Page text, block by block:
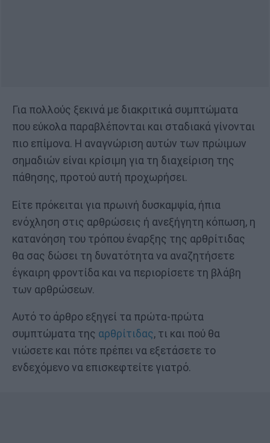
Για πολλούς ξεκινά με διακριτικά συμπτώματα
που εύκολα παραβλέπονται και σταδιακά γίνονται
πιο επίμονα. Η αναγνώριση αυτών των πρώιμων
σημαδιών είναι κρίσιμη για τη διαχείριση της
πάθησης, προτού αυτή προχωρήσει.
Είτε πρόκειται για πρωινή δυσκαμψία, ήπια
ενόχληση στις αρθρώσεις ή ανεξήγητη κόπωση, η
κατανόηση του τρόπου έναρξης της αρθρίτιδας
θα σας δώσει τη δυνατότητα να αναζητήσετε
έγκαιρη φροντίδα και να περιορίσετε τη βλάβη
των αρθρώσεων.
Αυτό το άρθρο εξηγεί τα πρώτα-πρώτα
συμπτώματα της αρθρίτιδας, τι και πού θα
νιώσετε και πότε πρέπει να εξετάσετε το
ενδεχόμενο να επισκεφτείτε γιατρό.